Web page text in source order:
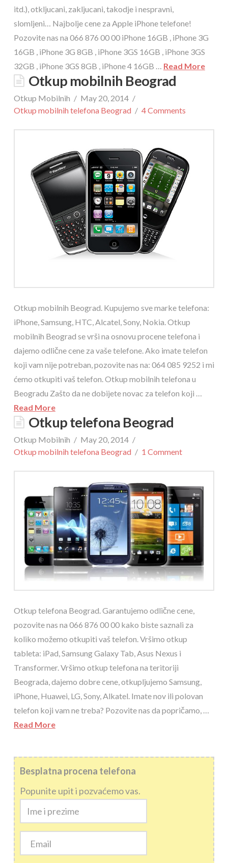
itd.), otkljucani, zakljucani, takodje i nespravni,
slomljeni… Najbolje cene za Apple iPhone telefone!
Pozovite nas na 066 876 00 00 iPhone 16GB , iPhone 3G
16GB , iPhone 3G 8GB , iPhone 3GS 16GB , iPhone 3GS
32GB , iPhone 3GS 8GB , iPhone 4 16GB … Read More
Otkup mobilnih Beograd
Otkup Mobilnih
May 20, 2014
Otkup mobilnih telefona Beograd
4 Comments
Otkup mobilnih Beograd. Kupujemo sve marke telefona:
iPhone, Samsung, HTC, Alcatel, Sony, Nokia. Otkup
mobilnih Beograd se vrši na osnovu procene telefona i
dajemo odlične cene za vaše telefone. Ako imate telefon
koji vam nije potreban, pozovite nas na: 064 085 9252 i mi
ćemo otkupiti vaš telefon. Otkup mobilnih telefona u
Beogradu Zašto da ne dobijete novac za telefon koji …
Read More
Otkup telefona Beograd
Otkup Mobilnih
May 20, 2014
Otkup mobilnih telefona Beograd
1 Comment
Otkup telefona Beograd. Garantujemo odlične cene,
pozovite nas na 066 876 00 00 kako biste saznali za
koliko možemo otkupiti vaš telefon. Vršimo otkup
tableta: iPad, Samsung Galaxy Tab, Asus Nexus i
Transformer. Vršimo otkup telefona na teritoriji
Beograda, dajemo dobre cene, otkupljujemo Samsung,
iPhone, Huawei, LG, Sony, Alkatel. Imate nov ili polovan
telefon koji vam ne treba? Pozovite nas da popričamo, …
Read More
Besplatna procena telefona
Popunite upit i pozvaćemo vas.